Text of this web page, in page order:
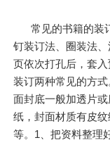
常见的书籍的装
钉装订法、圈装法
页依次打孔后，套
装订两种常见的方
面封底一般加透片
纸，封面材质有皮
等。1、把资料整理